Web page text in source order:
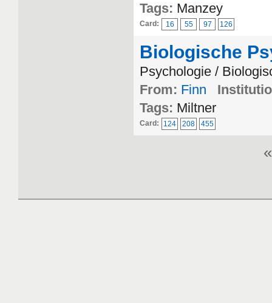
Tags: Manzey
Card: 16 55 97 126
Biologische
Psychologie /
From: Finn
Tags: Miltner
Card: 124 208 455